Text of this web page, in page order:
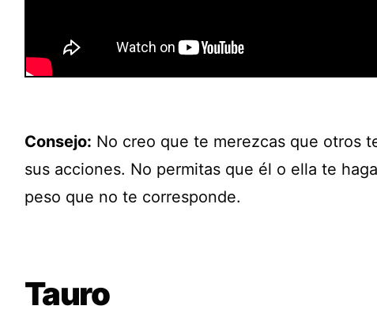
Consejo: No creo que te merezcas que otros
sus acciones. No permitas que él o ella te
peso que no te corresponde.
Tauro